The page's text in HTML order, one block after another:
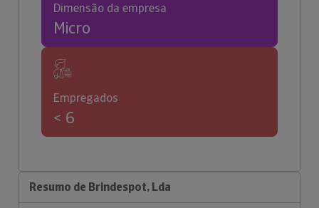
Dimensão da empresa
Micro
Empregados
< 6
Resumo de Brindespot, Lda